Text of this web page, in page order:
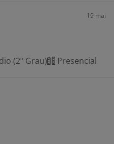
19 mai
(2º Grau) Presencial